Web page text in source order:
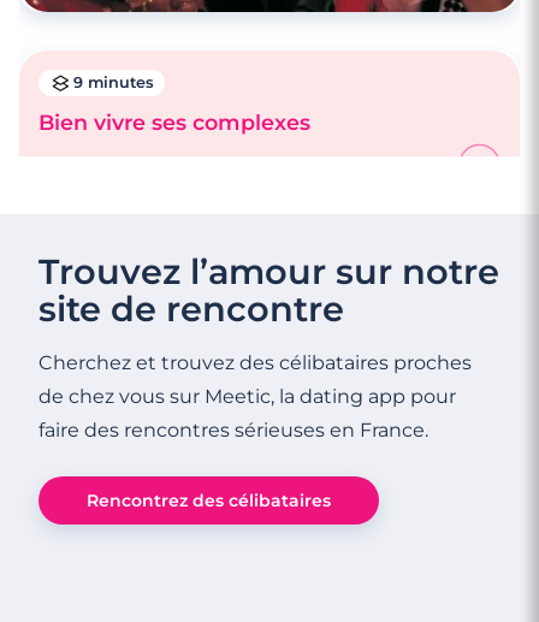
9 minutes
Bien vivre ses complexes
Trouvez l’amour sur notre
site de rencontre
Cherchez et trouvez des célibataires proches
de chez vous sur Meetic, la dating app pour
faire des rencontres sérieuses en France.
Rencontrez des célibataires